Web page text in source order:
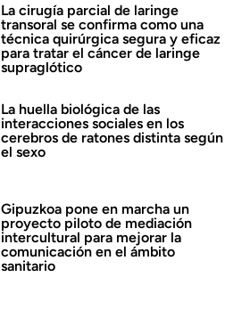
La cirugía parcial de laringe
transoral se confirma como una
técnica quirúrgica segura y eficaz
para tratar el cáncer de laringe
supraglótico
La huella biológica de las
interacciones sociales en los
cerebros de ratones distinta según
el sexo
Gipuzkoa pone en marcha un
proyecto piloto de mediación
intercultural para mejorar la
comunicación en el ámbito
sanitario